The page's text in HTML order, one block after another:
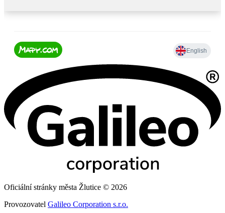
Oficiální stránky města Žlutice © 2026
Provozovatel Galileo Corporation s.r.o.